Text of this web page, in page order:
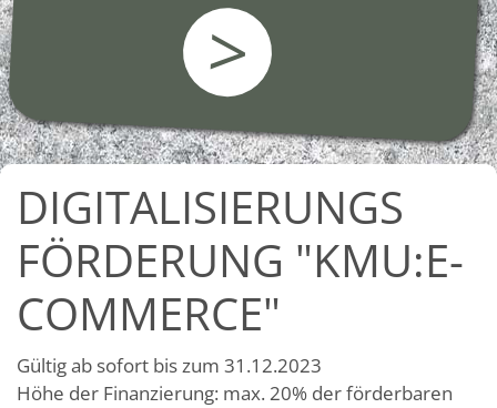
>
DIGITALISIERUNGS
FÖRDERUNG "KMU:E-
COMMERCE"
Gültig ab sofort bis zum 31.12.2023
Höhe der Finanzierung: max. 20% der förderbaren